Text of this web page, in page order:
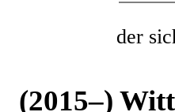
der
(2015–)